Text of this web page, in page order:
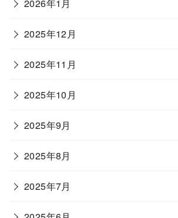
2026年1月
2025年12月
2025年11月
2025年10月
2025年9月
2025年8月
2025年7月